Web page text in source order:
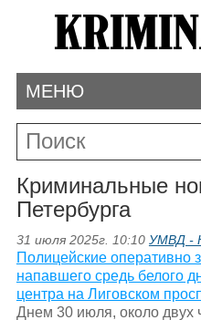
МЕНЮ
Криминальные
Петербурга
31 июля 2025г. 10:10 УМВД -
Полицейские оперативно
напавшего средь белого
центра на Лиговском
Днем 30 июля, около двух